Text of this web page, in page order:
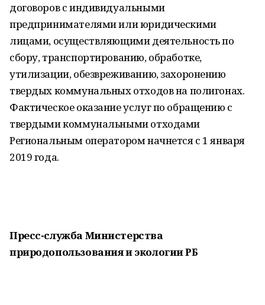
договоров с индивидуальными
предпринимателями или юридическими
лицами, осуществляющими деятельность по
сбору, транспортированию, обработке,
утилизации, обезвреживанию, захоронению
твердых коммунальных отходов на полигонах.
Фактическое оказание услуг по обращению с
твердыми коммунальными отходами
Региональным оператором начнется с 1 января
2019 года.
Пресс-служба Министерства
природопользования и экологии РБ